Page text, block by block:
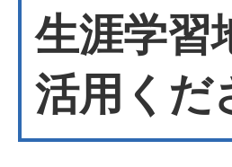
生涯学習
活用くだ